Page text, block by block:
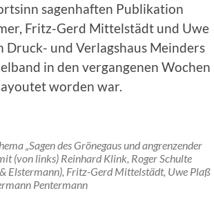
sagenhaften Publikation
Fritz-Gerd Mittelstädt und Uwe
und Verlagshaus Meinders
in den vergangenen Wochen
worden war.
„Sagen des Grönegaus und angrenzender
(von links) Reinhard Klink, Roger Schulte
Elstermann), Fritz-Gerd Mittelstädt, Uwe Plaß
Pentermann